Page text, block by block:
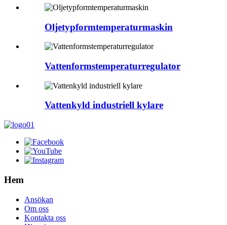
Oljetypformtemperaturmaskin
Vattenformstemperaturregulator
Vattenkyld industriell kylare
Hem
Ansökan
Om oss
Kontakta oss